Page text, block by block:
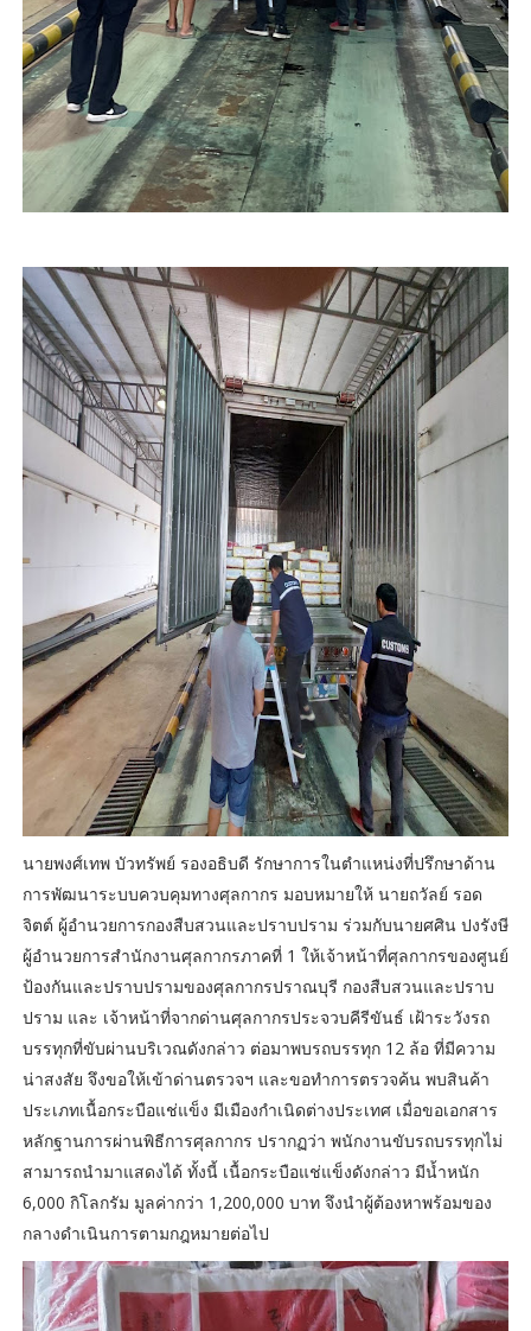
นายพงศ์เทพ บัวทรัพย์ รองอธิบดี รักษาการในตำแหน่งที่ปรึกษาด้าน
การพัฒนาระบบควบคุมทางศุลกากร มอบหมายให้ นายถวัลย์ รอด
จิตต์ ผู้อำนวยการกองสืบสวนและปราบปราม ร่วมกับนายศศิน ปงรังษี
ผู้อำนวยการสำนักงานศุลกากรภาคที่ 1 ให้เจ้าหน้าที่ศุลกากรของศูนย์
ป้องกันและปราบปรามของศุลกากรปราณบุรี กองสืบสวนและปราบ
ปราม และ เจ้าหน้าที่จากด่านศุลกากรประจวบคีรีขันธ์ เฝ้าระวังรถ
บรรทุกที่ขับผ่านบริเวณดังกล่าว ต่อมาพบรถบรรทุก 12 ล้อ ที่มีความ
น่าสงสัย จึงขอให้เข้าด่านตรวจฯ และขอทำการตรวจค้น พบสินค้า
ประเภทเนื้อกระบือแช่แข็ง มีเมืองกำเนิดต่างประเทศ เมื่อขอเอกสาร
หลักฐานการผ่านพิธีการศุลกากร ปรากฏว่า พนักงานขับรถบรรทุกไม่
สามารถนำมาแสดงได้ ทั้งนี้ เนื้อกระบือแช่แข็งดังกล่าว มีน้ำหนัก
6,000 กิโลกรัม มูลค่ากว่า 1,200,000 บาท จึงนำผู้ต้องหาพร้อมของ
กลางดำเนินการตามกฎหมายต่อไป